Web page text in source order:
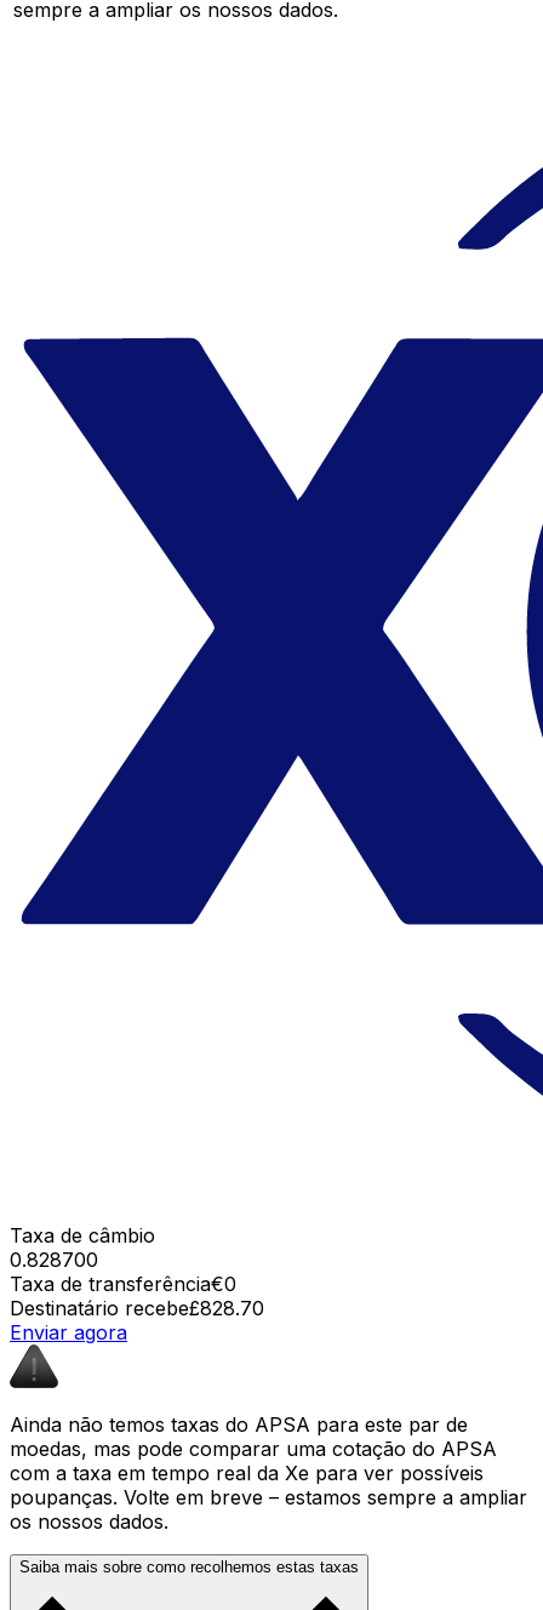
sempre a ampliar os nossos dados.
Taxa de câmbio
0.828700
Taxa de transferência€0
Destinatário recebe£828.70
Enviar agora
Ainda não temos taxas do APSA para este par de
moedas, mas pode comparar uma cotação do APSA
com a taxa em tempo real da Xe para ver possíveis
poupanças. Volte em breve – estamos sempre a ampliar
os nossos dados.
Saiba mais sobre como recolhemos estas taxas